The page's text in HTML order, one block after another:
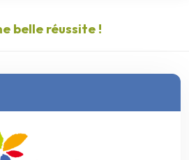
belle réussite !